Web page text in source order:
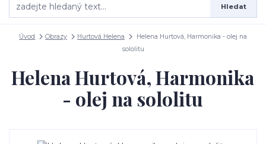
Hledat
Úvod Obrazy Hurtová Helena
Helena Hurtová, Harmonika - olej na
sololitu
Helena Hurtová, Harmonika
- olej na sololitu